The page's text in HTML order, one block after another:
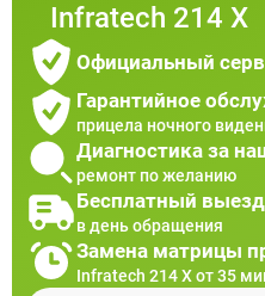
Infratech 214 Х
Официальный
Гарантийное
прицела ночного
Диагностика за
ремонт по желанию
Бесплатный
в день обращения
Замена матрицы
Infratech 214 Х от 35